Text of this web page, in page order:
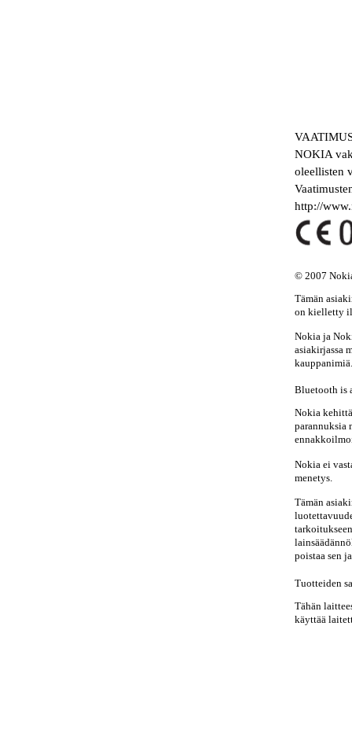
NOKIA
oleellisten
http://
© 2007
Tämän
on kielletty
Nokia ja
asiakirjassa
kauppanimiä.
Bluetooth is
Nokia
parannuksia
Nokia ei
menetys.
Tämän
poistaa sen
Tuotteiden
Tähän
käyttää